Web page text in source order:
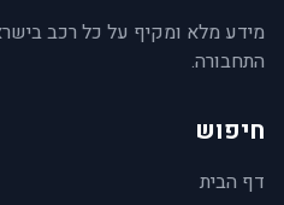
מידע מלא ומקיף על כל רכב
התחבורה.
חיפוש
דף הבית